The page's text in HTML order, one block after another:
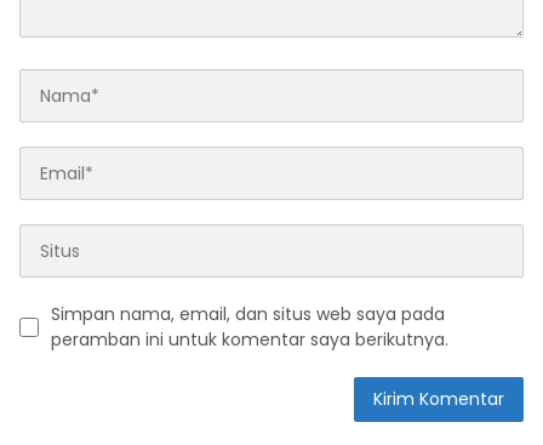
Simpan nama, email, dan situs web saya pada
peramban ini untuk komentar saya berikutnya.